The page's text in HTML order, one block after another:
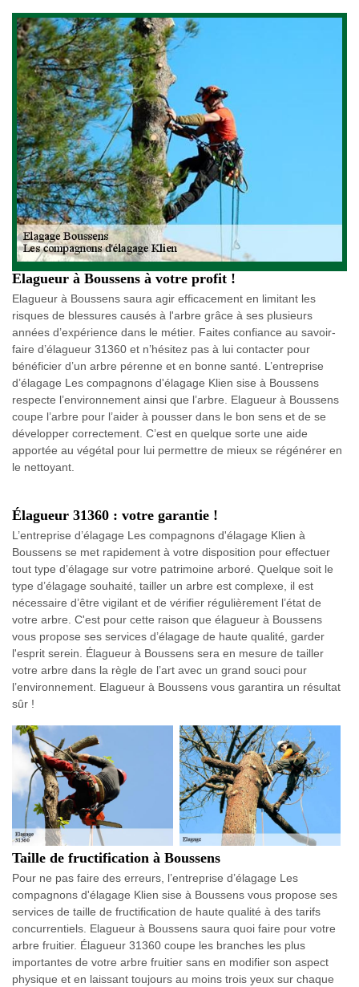
Elagueur à Boussens à votre profit !
Elagueur à Boussens saura agir efficacement en limitant les
risques de blessures causés à l'arbre grâce à ses plusieurs
années d’expérience dans le métier. Faites confiance au savoir-
faire d’élagueur 31360 et n’hésitez pas à lui contacter pour
bénéficier d’un arbre pérenne et en bonne santé. L’entreprise
d’élagage Les compagnons d'élagage Klien sise à Boussens
respecte l’environnement ainsi que l’arbre. Elagueur à Boussens
coupe l’arbre pour l’aider à pousser dans le bon sens et de se
développer correctement. C’est en quelque sorte une aide
apportée au végétal pour lui permettre de mieux se régénérer en
le nettoyant.
Élagueur 31360 : votre garantie !
L’entreprise d’élagage Les compagnons d'élagage Klien à
Boussens se met rapidement à votre disposition pour effectuer
tout type d’élagage sur votre patrimoine arboré. Quelque soit le
type d’élagage souhaité, tailler un arbre est complexe, il est
nécessaire d’être vigilant et de vérifier régulièrement l’état de
votre arbre. C'est pour cette raison que élagueur à Boussens
vous propose ses services d’élagage de haute qualité, garder
l'esprit serein. Élagueur à Boussens sera en mesure de tailler
votre arbre dans la règle de l’art avec un grand souci pour
l’environnement. Elagueur à Boussens vous garantira un résultat
sûr !
Taille de fructification à Boussens
Pour ne pas faire des erreurs, l’entreprise d’élagage Les
compagnons d'élagage Klien sise à Boussens vous propose ses
services de taille de fructification de haute qualité à des tarifs
concurrentiels. Elagueur à Boussens saura quoi faire pour votre
arbre fruitier. Élagueur 31360 coupe les branches les plus
importantes de votre arbre fruitier sans en modifier son aspect
physique et en laissant toujours au moins trois yeux sur chaque